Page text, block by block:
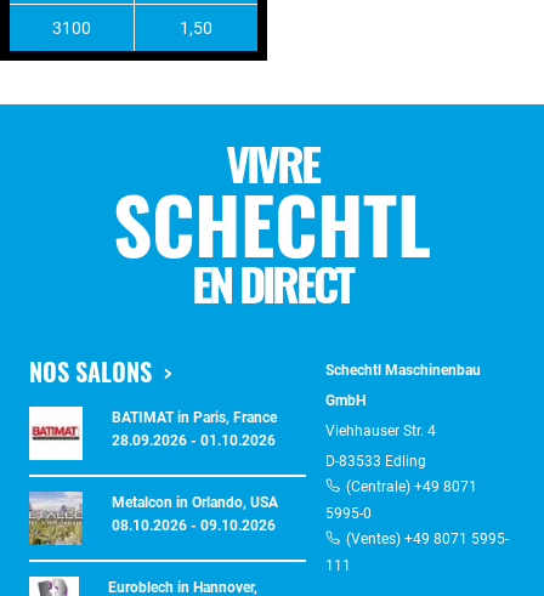
3100 1,50
VIVRE
SCHECHTL
EN DIRECT
NOS SALONS
BATIMAT in Paris, France
28.09.2026 - 01.10.2026
Metalcon in Orlando, USA
08.10.2026 - 09.10.2026
Euroblech in Hannover,
Schechtl Maschinenbau
GmbH
Viehhauser Str. 4
D-83533 Edling
(Centrale) +49 8071
5995-0
(Ventes) +49 8071 5995-
111